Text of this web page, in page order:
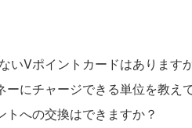
いVポイントカードはあります
ーにチャージできる単位を教え
への交換はできますか？